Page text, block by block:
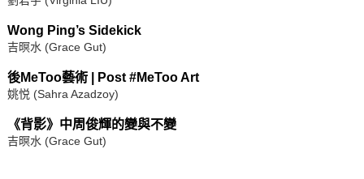
Wong Ping’s Sidekick
吉暝水 (Grace Gut)
後MeToo藝術 | Post #MeToo Art
姚悦 (Sahra Azadzoy)
《背影》中周俊輝的變與不變
吉暝水 (Grace Gut)